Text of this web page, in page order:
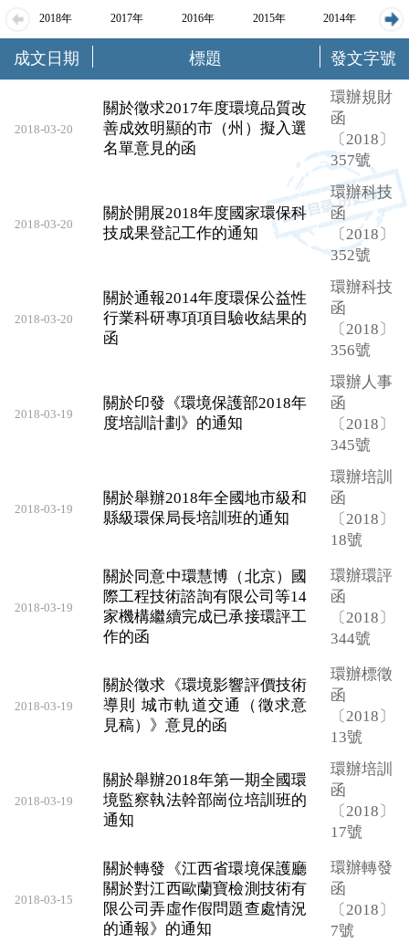
2018年 2017年 2016年 2015年 2014年
成文日期 標題 發文字號
2018-03-20
關於徵求2017年度環境品質改
善成效明顯的市（州）擬入選
名單意見的函
環辦規財
函
〔2018〕
357號
2018-03-20
關於開展2018年度國家環保科
技成果登記工作的通知
環辦科技
函
〔2018〕
352號
2018-03-20
關於通報2014年度環保公益性
行業科研專項項目驗收結果的
函
環辦科技
函
〔2018〕
356號
2018-03-19
關於印發《環境保護部2018年
度培訓計劃》的通知
環辦人事
函
〔2018〕
345號
2018-03-19
關於舉辦2018年全國地市級和
縣級環保局長培訓班的通知
環辦培訓
函
〔2018〕
18號
2018-03-19
關於同意中環慧博（北京）國
際工程技術諮詢有限公司等14
家機構繼續完成已承接環評工
作的函
環辦環評
函
〔2018〕
344號
2018-03-19
關於徵求《環境影響評價技術
導則 城市軌道交通（徵求意
見稿）》意見的函
環辦標徵
函
〔2018〕
13號
2018-03-19
關於舉辦2018年第一期全國環
境監察執法幹部崗位培訓班的
通知
環辦培訓
函
〔2018〕
17號
2018-03-15
關於轉發《江西省環境保護廳
關於對江西歐蘭寶檢測技術有
限公司弄虛作假問題查處情況
的通報》的通知
環辦轉發
函
〔2018〕
7號